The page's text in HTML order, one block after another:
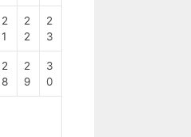
2
1
2
2
2
3
2
8
2
9
3
0